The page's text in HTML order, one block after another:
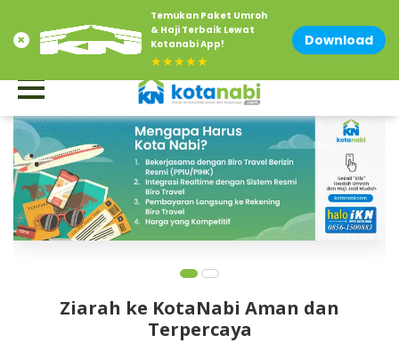
Temukan Paket Umroh
& Haji Terbaik Lewat
Kotanabi App!
★★★★★
Download
Contact Us at 0856-1500-883 Email : info@kotanabi.com
Ziarah ke KotaNabi Aman dan
Terpercaya